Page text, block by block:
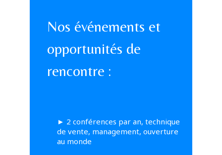
Nos événements et
opportunités de
rencontre :
► 2 conférences par an, technique
de vente, management, ouverture
au monde